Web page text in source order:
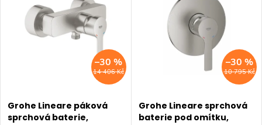
p
Nejprodávanější
Abecedně
p
14 406 Kč
–30 %
Grohe Lineare páková
sprchová baterie,
10 795 Kč
–30 %
Grohe Lineare sprchová
baterie pod omítku,